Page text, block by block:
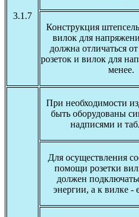
3.1.7
Конструкция
вилок для
должна отличаться
розеток и вилок для
менее.
При необходимости
быть оборудованы
надписями и
Для осуществления
помощи розетки
должен
энергии, а к вилке -